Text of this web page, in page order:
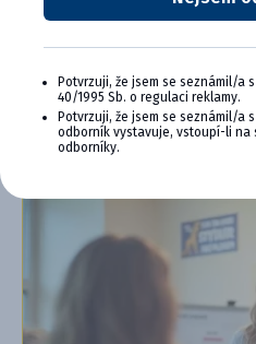
webináře a další
Zjistit více o
Potvrzuji, že jsem se seznámil/a
40/1995 Sb. o regulaci reklamy.
Potvrzuji, že jsem se seznámil/a
odborník vystavuje, vstoupí-li na
odborníky.